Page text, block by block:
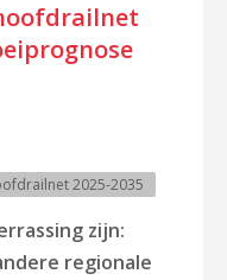
2025-2035
zijn:
regionale